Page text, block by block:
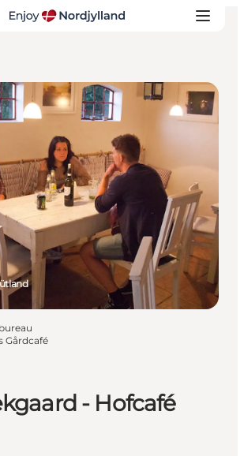
- Hofcafé
Gårdcafé